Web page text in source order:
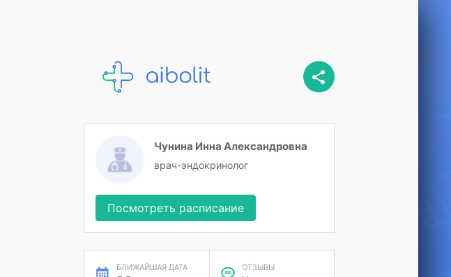
Чунина Инна Александровна
врач-эндокринолог
Посмотреть расписание
БЛИЖАЙШАЯ ДАТА ОТЗЫВЫ